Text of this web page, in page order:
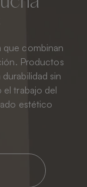
que combinan
Productos
sin
trabajo del
estético